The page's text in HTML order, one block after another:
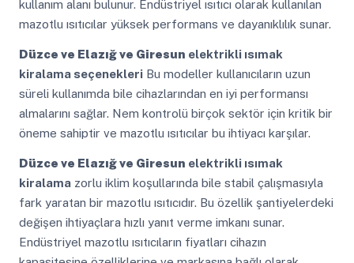
kullanım alanı bulunur. Endüstriyel ısıtıcı olarak kullanılan
mazotlu ısıtıcılar yüksek performans ve dayanıklılık sunar.
Düzce ve Elazığ ve Giresun elektrikli ısımak
kiralama seçenekleriBu modeller kullanıcıların uzun
süreli kullanımda bile cihazlarından en iyi performansı
almalarını sağlar. Nem kontrolü birçok sektör için kritik bir
öneme sahiptir ve mazotlu ısıtıcılar bu ihtiyacı karşılar.
Düzce ve Elazığ ve Giresun elektrikli ısımak
kiralamazorlu iklim koşullarında bile stabil çalışmasıyla
fark yaratan bir mazotlu ısıtıcıdır. Bu özellik şantiyelerdeki
değişen ihtiyaçlara hızlı yanıt verme imkanı sunar.
Endüstriyel mazotlu ısıtıcıların fiyatları cihazın